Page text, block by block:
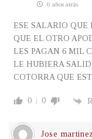
6 años atrás
ESE SALARIO QUE
QUE EL OTRO
LES PAGAN 6 MIL
LE HUBIERA
COTORRA QUE
0 0
Jose